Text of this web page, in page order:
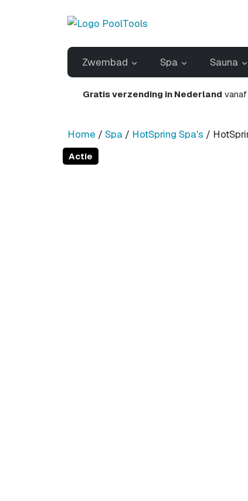
Zwembad Spa Sauna
Gratis verzending in Nederland
Home / Spa/ HotSpring Spa's /
Actie